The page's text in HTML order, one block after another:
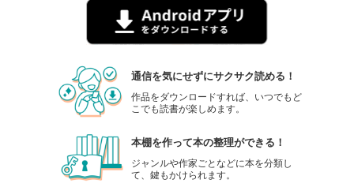
通信を気にせずにサクサク読める！
作品をダウンロードすれば、いつでもど
こでも読書が楽しめます。
本棚を作って本の整理ができる！
ジャンルや作家ごとなどに本を分類し
て、鍵もかけられます。